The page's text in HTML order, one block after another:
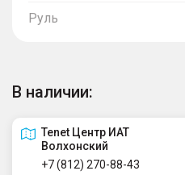
Руль
В наличии:
Tenet Центр ИАТ
Волхонский
+7 (812) 270-88-43